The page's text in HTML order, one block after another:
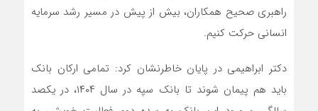
راهبری صحیح همکاران، بیش از پیش در مسیر رشد سرمایه
انسانی حرکت کنیم.
دکتر ابراهیمی در پایان خاطرنشان کرد: تمامی ارکان بانک
باید هم پیمان شوند تا بانک سپه در سال ۱۴۰۴، در یکصد